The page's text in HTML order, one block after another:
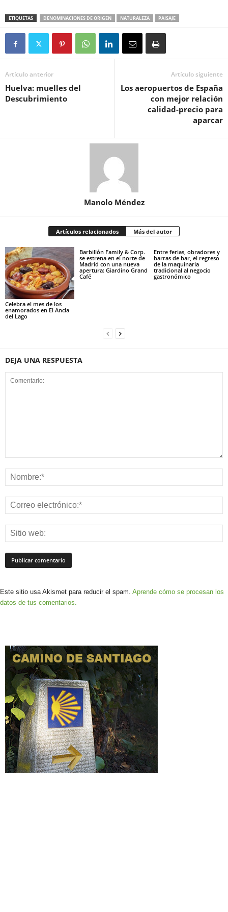
ETIQUETAS DENOMINACIONES DE ORIGEN NATURALEZA PAISAJE
Artículo anterior
Huelva: muelles del
Descubrimiento
Artículo siguiente
Los aeropuertos de España
con mejor relación
calidad-precio para
aparcar
Manolo Méndez
Artículos relacionados Más del autor
Celebra el mes de los
enamorados en El Ancla
del Lago
Barbillón Family & Corp.
se estrena en el norte de
Madrid con una nueva
apertura: Giardino Grand
Café
Entre ferias, obradores y
barras de bar, el regreso
de la maquinaria
tradicional al negocio
gastronómico
DEJA UNA RESPUESTA
Este sitio usa Akismet para reducir el spam. Aprende cómo se procesan los
datos de tus comentarios.